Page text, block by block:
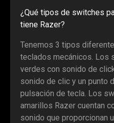
¿Qué tipos de switches
tiene Razer?
Tenemos 3 tipos
teclados mecánicos. Los
verdes con sonido de
sonido de clic y un punto
pulsación de tecla. Los
amarillos Razer cuentan
sonido que proporcionan